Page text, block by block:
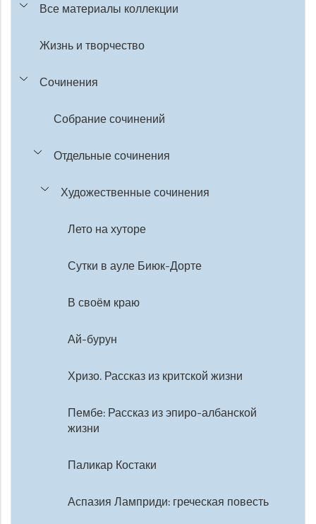
Все материалы коллекции
Жизнь и творчество
Сочинения
Собрание сочинений
Отдельные сочинения
Художественные сочинения
Лето на хуторе
Сутки в ауле Биюк-Дорте
В своём краю
Ай-бурун
Хризо. Рассказ из критской жизни
Пембе: Рассказ из эпиро-албанской
жизни
Паликар Костаки
Аспазия Ламприди: греческая повесть